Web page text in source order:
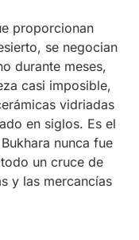
proporcionan
se negocian
durante meses,
casi imposible,
vidriadas
en siglos. Es el
nunca fue
un cruce de
y las mercancías